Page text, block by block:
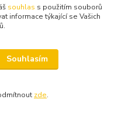
souhlas s použitím souborů
informace týkající se Vašich
Souhlasím
zde.